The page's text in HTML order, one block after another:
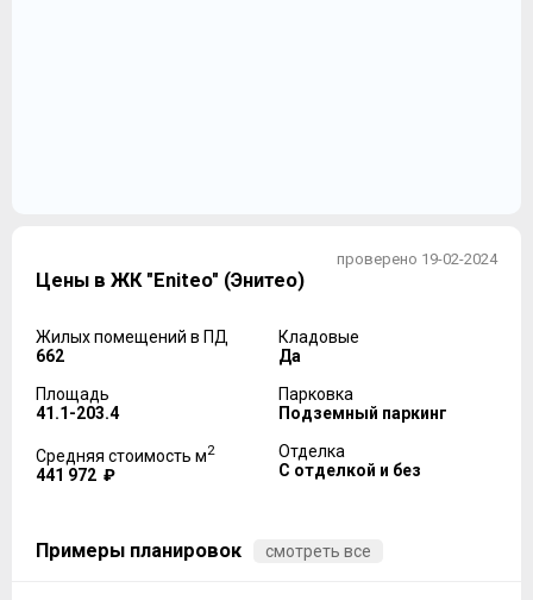
проверено 19-02-2024
Цены в ЖК "Eniteo" (Энитео)
Жилых помещений в ПД
662
Площадь
41.1-203.4
Средняя стоимость м2
441 972 ₽
Кладовые
Да
Парковка
Подземный паркинг
Отделка
С отделкой и без
Примеры планировок смотреть все